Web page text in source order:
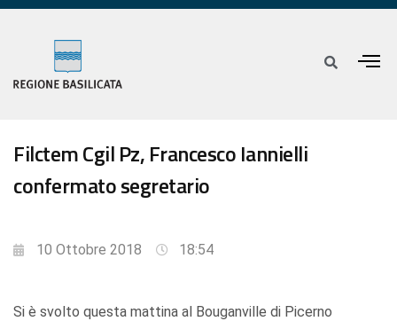
Filctem Cgil Pz, Francesco Iannielli
confermato segretario
10 Ottobre 2018 18:54
Si è svolto questa mattina al Bouganville di Picerno